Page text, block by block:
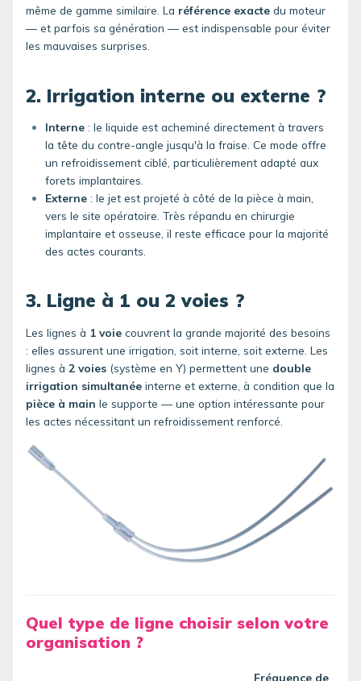
même de gamme similaire. La référence exacte du moteur
— et parfois sa génération — est indispensable pour éviter
les mauvaises surprises.
2. Irrigation interne ou externe ?
Interne : le liquide est acheminé directement à travers
la tête du contre-angle jusqu'à la fraise. Ce mode offre
un refroidissement ciblé, particulièrement adapté aux
forets implantaires.
Externe : le jet est projeté à côté de la pièce à main,
vers le site opératoire. Très répandu en chirurgie
implantaire et osseuse, il reste efficace pour la majorité
des actes courants.
3. Ligne à 1 ou 2 voies ?
Les lignes à 1 voie couvrent la grande majorité des besoins
: elles assurent une irrigation, soit interne, soit externe. Les
lignes à 2 voies (système en Y) permettent une double
irrigation simultanée interne et externe, à condition que la
pièce à main le supporte — une option intéressante pour
les actes nécessitant un refroidissement renforcé.
Quel type de ligne choisir selon votre
organisation ?
Fréquence de